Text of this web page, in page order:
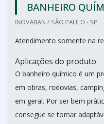
BANHEIRO
INOVABAN / SÃO PAULO - SP
Atendimento somente na
Aplicações do produto
O banheiro químico é um
em obras, rodovias,
em geral. Por ser bem
consegue se tornar